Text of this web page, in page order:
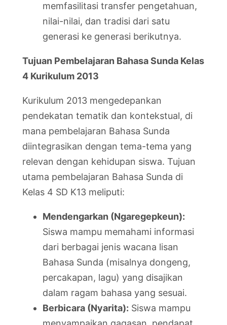
memfasilitasi transfer pengetahuan,
nilai-nilai, dan tradisi dari satu
generasi ke generasi berikutnya.
Tujuan Pembelajaran Bahasa Sunda Kelas
4 Kurikulum 2013
Kurikulum 2013 mengedepankan
pendekatan tematik dan kontekstual, di
mana pembelajaran Bahasa Sunda
diintegrasikan dengan tema-tema yang
relevan dengan kehidupan siswa. Tujuan
utama pembelajaran Bahasa Sunda di
Kelas 4 SD K13 meliputi:
Mendengarkan (Ngaregepkeun):
Siswa mampu memahami informasi
dari berbagai jenis wacana lisan
Bahasa Sunda (misalnya dongeng,
percakapan, lagu) yang disajikan
dalam ragam bahasa yang sesuai.
Berbicara (Nyarita): Siswa mampu